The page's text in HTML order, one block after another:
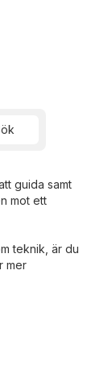
guida samt
mot ett
teknik, är du
mer